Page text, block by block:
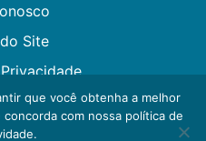
Site
por GMAES
que você obtenha a melhor
com nossa política de